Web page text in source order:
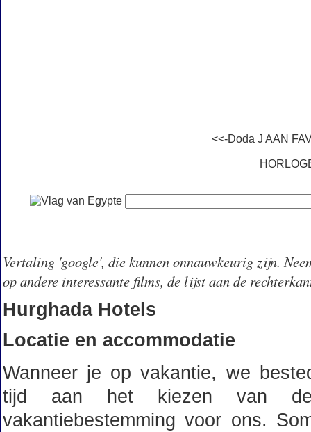
<<-Doda J AAN
Vertaling 'google', die kunnen onnauwkeurig zijn.
op andere interessante films, de lijst aan de
Hurghada Hotels
Locatie en accommodatie
Wanneer je op vakantie, we
tijd aan het kiezen van
vakantiebestemming voor ons.